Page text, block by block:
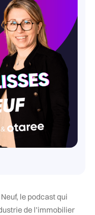
le podcast qui
de l’immobilier